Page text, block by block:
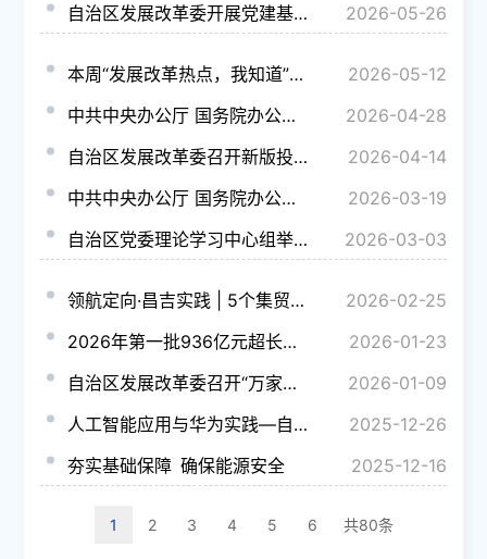
自治区发展改革委开展党建基层联系点主题党日活动推动民营企业抓党建促发展
2026-05-26
本周“发展改革热点，我知道”（5月6至5月9日）
2026-05-12
中共中央办公厅 国务院办公厅关于加强新就业群体服务管理的意见
2026-04-28
自治区发展改革委召开新版投资项目在线审批监管平台业务培训会
2026-04-14
中共中央办公厅 国务院办公厅关于做好第二轮土地承包到期后再延长30年试点工作的意见
2026-03-19
自治区党委理论学习中心组举行专题学习会
2026-03-03
领航定向·昌吉实践 | 5个集贸市场焕新！昌吉州“菜篮子”工程暖民心
2026-02-25
2026年第一批936亿元超长期特别国债支持设备更新资金已经下达
2026-01-23
自治区发展改革委召开“万家民营企业评营商环境”问题整改推进会
2026-01-09
人工智能应用与华为实践—自治区发展改革委 能源局举办“人工智能+”能源高质量发展专题培训会
2025-12-26
夯实基础保障 确保能源安全
2025-12-16
1 2 3 4 5 6 共80条